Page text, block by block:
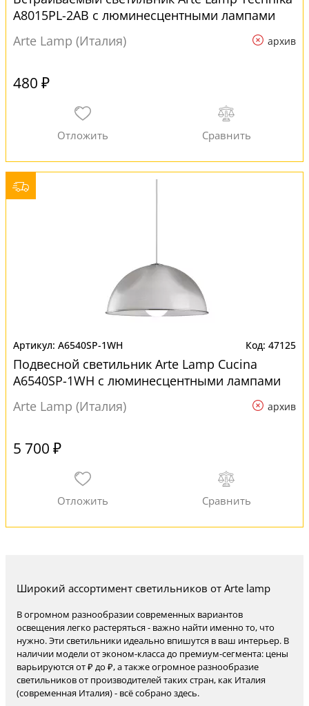
A8015PL-2AB с люминесцентными лампами
Arte Lamp (Италия)
архив
480 ₽
A6540SP-1WH 47125
Подвесной светильник Arte Lamp Cucina
A6540SP-1WH с люминесцентными лампами
Arte Lamp (Италия)
архив
5 700 ₽
Широкий ассортимент светильников от Arte lamp
В огромном разнообразии современных вариантов
освещения легко растеряться - важно найти именно то, что
нужно. Эти светильники идеально впишутся в ваш интерьер. В
наличии модели от эконом-класса до премиум-сегмента: цены
варьируются от ₽ до ₽, а также огромное разнообразие
светильников от производителей таких стран, как Италия
(современная Италия) - всё собрано здесь.